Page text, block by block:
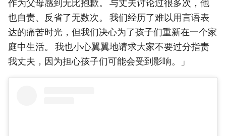
作为父母感到无比抱歉。 与丈夫讨论过很多次，他
也自责、反省了无数次。 我们经历了难以用言语表
达的痛苦时光，但我们决心为了孩子们重新在一个家
庭中生活。 我也小心翼翼地请求大家不要过分指责
我丈夫，因为担心孩子们可能会受到影响。」